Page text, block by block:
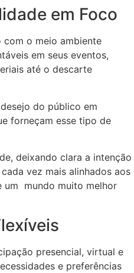
em Foco
com o meio ambiente
em seus eventos,
até o descarte
do público em
forneçam esse tipo de
deixando clara a intenção
vez mais alinhados aos
um mundo muito melhor
presencial, virtual e
e preferências